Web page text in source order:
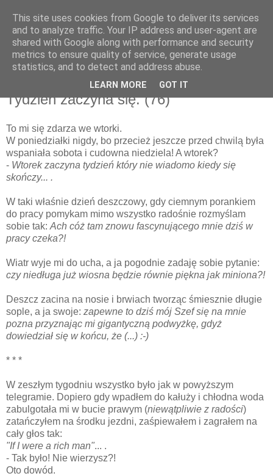
poniedziałek, 14 grudnia 2009
Tydzień zaczyna się. (76)
To mi się zdarza we wtorki.
W poniedziałki nigdy, bo przecież jeszcze przed chwilą była
wspaniała sobota i cudowna niedziela! A wtorek?
- Wtorek zaczyna tydzień który nie wiadomo kiedy się
skończy... .
W taki właśnie dzień deszczowy, gdy ciemnym porankiem
do pracy pomykam mimo wszystko radośnie rozmyślam
sobie tak: Ach cóż tam znowu fascynującego mnie dziś w
pracy czeka?!
Wiatr wyje mi do ucha, a ja pogodnie zadaję sobie pytanie:
czy niedługa już wiosna będzie równie piękna jak miniona?!
Deszcz zacina na nosie i brwiach tworząc śmiesznie długie
sople, a ja swoje: zapewne to dziś mój Szef się na mnie
pozna przyznając mi gigantyczną podwyżkę, gdyż
dowiedział się w końcu, że (...) :-)
* * *
W zeszłym tygodniu wszystko było jak w powyższym
telegramie. Dopiero gdy wpadłem do kałuży i chłodna woda
zabulgotała mi w bucie prawym (niewątpliwie z radości)
zatańczyłem na środku jezdni, zaśpiewałem i zagrałem na
cały głos tak:
"If I were a rich man"... .
- Tak było! Nie wierzysz?!
Oto dowód.
This site uses cookies from Google to deliver its services
and to analyze traffic. Your IP address and user-agent are
shared with Google along with performance and security
metrics to ensure quality of service, generate usage
statistics, and to detect and address abuse.
LEARN MORE GOT IT